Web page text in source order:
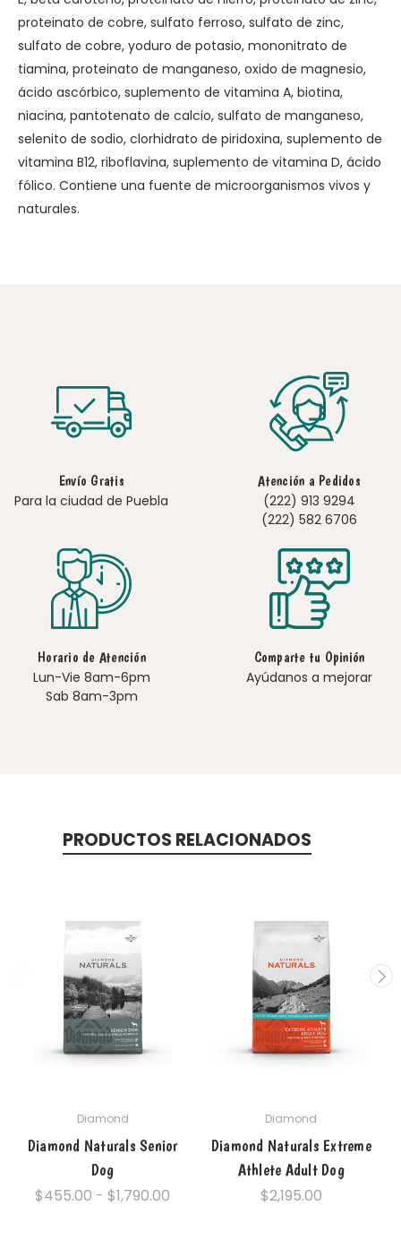
proteinato de cobre, sulfato ferroso, sulfato de zinc,
sulfato de cobre, yoduro de potasio, mononitrato de
tiamina, proteinato de manganeso, oxido de magnesio,
ácido ascórbico, suplemento de vitamina A, biotina,
niacina, pantotenato de calcio, sulfato de manganeso,
selenito de sodio, clorhidrato de piridoxina, suplemento de
vitamina B12, riboflavina, suplemento de vitamina D, ácido
fólico. Contiene una fuente de microorganismos vivos y
naturales.
Envío Gratis
Para la ciudad de Puebla
Atención a Pedidos
(222) 913 9294
(222) 582 6706
Horario de Atención
Lun-Vie 8am-6pm
Sab 8am-3pm
Comparte tu Opinión
Ayúdanos a mejorar
PRODUCTOS RELACIONADOS
Diamond
Diamond Naturals Senior
Dog
$455.00 - $1,790.00
Diamond
Diamond Naturals Extreme
Athlete Adult Dog
$2,195.00